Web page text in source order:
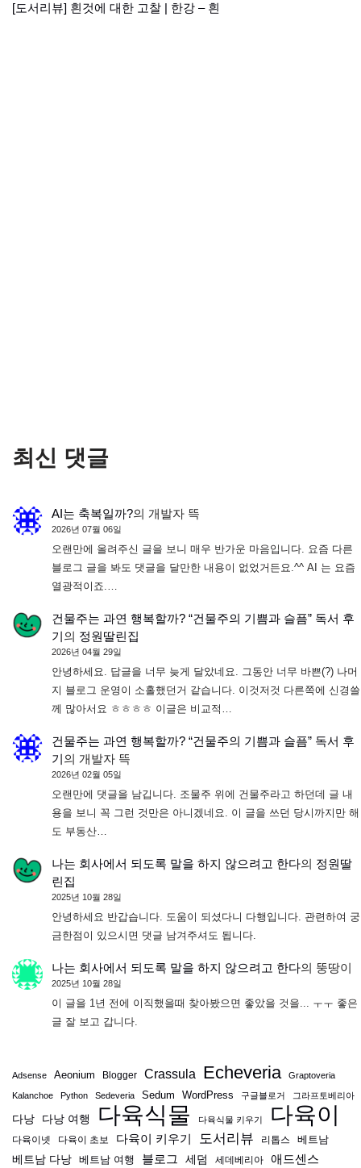
[도서리뷰] 흰것에 대한 고찰 | 한강 – 흰
최신 댓글
AI는 축복일까?의 개발자 뜩
2026년 07월 06일
오랜만에 올려주신 글을 보니 매우 반가운 마음입니다. 요즘 다른
블로그 글을 봐도 댓글을 달만한 내용이 없었거든요.^^ AI 는 요즘
열광적이죠.…
건물주는 과연 행복할까? “건물주의 기쁨과 슬픔” 독서 후
기의 정원딸린집
2026년 04월 29일
안녕하세요. 답글을 너무 늦게 달았네요. 그동안 너무 바쁜(?) 나머
지 블로그 운영이 소홀했던거 같습니다. 이것저것 다른쪽에 신경쓸
께 많아서요 ㅎㅎㅎㅎ 이글은 비교적…
건물주는 과연 행복할까? “건물주의 기쁨과 슬픔” 독서 후
기의 개발자 뜩
2026년 02월 05일
오랜만에 댓글을 남깁니다. 조물주 위에 건물주라고 하던데 글 내
용을 보니 꼭 그런 것만은 아니겠네요. 이 글을 쓰던 당시까지만 해
도 부동산…
나는 회사에서 되도록 말을 하지 않으려고 한다의 정원딸
린집
2025년 10월 28일
안녕하세요 반갑습니다. 도움이 되셨다니 다행입니다. 관련하여 궁
금한점이 있으시면 댓글 남겨주셔도 됩니다.
나는 회사에서 되도록 말을 하지 않으려고 한다의 뚱땅이
2025년 10월 28일
이 글을 1년 전에 이직했을때 찾아봤으면 좋았을 것을... ㅜㅜ 좋은
글 잘 보고 갑니다.
Adsense Aeonium Blogger Crassula Echeveria Graptoveria
Kalanchoe Python Sedeveria Sedum WordPress 구글블로거 그라프토베리아
다낭 다낭 여행 다육식물 다육식물 키우기 다육이
다육이넷 다육이 초보 다육이 키우기 도서리뷰 리톱스
베트남
베트남 다낭 베트남 여행 블로그 세덤 세데베리아 애드센스